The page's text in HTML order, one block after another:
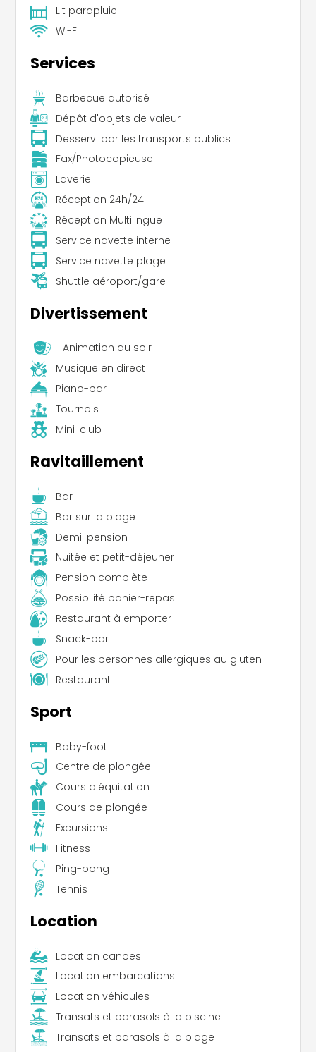
Lit parapluie
Wi-Fi
Services
Barbecue autorisé
Dépôt d'objets de valeur
Desservi par les transports publics
Fax/Photocopieuse
Laverie
Réception 24h/24
Réception Multilingue
Service navette interne
Service navette plage
Shuttle aéroport/gare
Divertissement
Animation du soir
Musique en direct
Piano-bar
Tournois
Mini-club
Ravitaillement
Bar
Bar sur la plage
Demi-pension
Nuitée et petit-déjeuner
Pension complète
Possibilité panier-repas
Restaurant à emporter
Snack-bar
Pour les personnes allergiques au gluten
Restaurant
Sport
Baby-foot
Centre de plongée
Cours d'équitation
Cours de plongée
Excursions
Fitness
Ping-pong
Tennis
Location
Location canoës
Location embarcations
Location véhicules
Transats et parasols à la piscine
Transats et parasols à la plage